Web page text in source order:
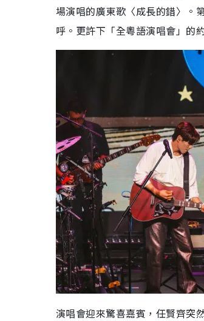
場演唱的廣東歌〈成長的錯〉。
呼。更許下「全粵語演唱會」的
演唱會迎來驚喜嘉賓，任賢齊突